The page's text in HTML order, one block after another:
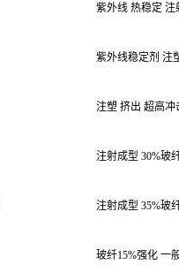
紫外线 热稳定 注
紫外线稳定剂 注
注塑 挤出 超高冲
注射成型 30%玻
注射成型 35%玻
玻纤15%强化 一